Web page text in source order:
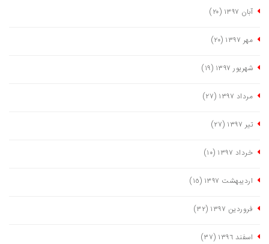
آبان ١٣٩٧ (٢٠)
مهر ١٣٩٧ (٢٠)
شهریور ١٣٩٧ (١٩)
مرداد ١٣٩٧ (٢٧)
تیر ١٣٩٧ (٢٧)
خرداد ١٣٩٧ (١٠)
اردیبهشت ١٣٩٧ (١٥)
فروردین ١٣٩٧ (٣٢)
اسفند ١٣٩٦ (٣٧)